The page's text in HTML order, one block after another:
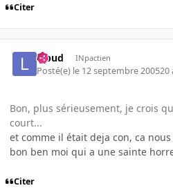
Citer
lebud INpactien
Posté(e) le 12 septembre 200520
Bon, plus sérieusement, je crois
court...
et comme il était deja con, ca
bon ben moi qui a une sainte
Citer